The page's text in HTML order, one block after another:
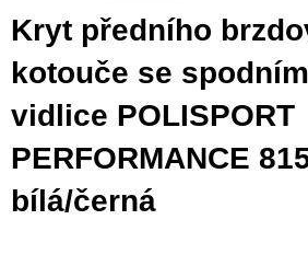
Kryt předního
kotouče se
vidlice POLISPORT
PERFORMANCE
bílá/černá